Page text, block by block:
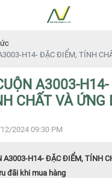
H14- ĐẶC ĐIỂM, TÍNH
A3003-
CHẤT VÀ ỨNG
2024 09:30 PM
A3003-H14- ĐẶC ĐIỂM, TÍNH
đãi khi mua hàng